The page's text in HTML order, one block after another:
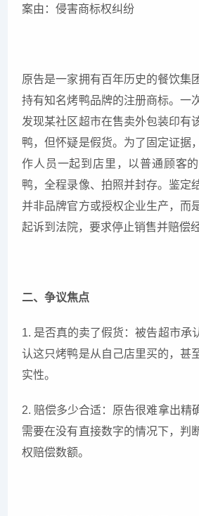
案由：侵害商标权纠纷
原告是一家拥有百年历史的餐饮集
持有知名烤鸭品牌的注册商标。一
发现某社区超市在售卖外包装印有
鸭，但怀疑是假货。为了固定证据
作人员一起到店里，以普通顾客
鸭，全程录像、拍照并封存。鉴定
并非品牌官方或授权企业生产，而
起诉到法院，要求停止销售并赔偿
二、争议焦点
1. 是否真的卖了假货：被告超市承
认这只烤鸭是从自己店里买的，甚
实性。
2. 赔偿多少合适：原告很难拿出精
需要在没有直接数字的情况下，判
权赔偿数额。